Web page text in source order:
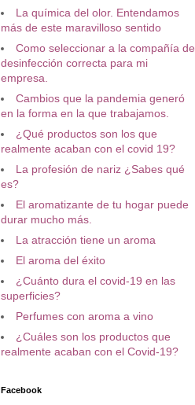
La química del olor. Entendamos
más de este maravilloso sentido
Como seleccionar a la compañía de
desinfección correcta para mi
empresa.
Cambios que la pandemia generó
en la forma en la que trabajamos.
¿Qué productos son los que
realmente acaban con el covid 19?
La profesión de nariz ¿Sabes qué
es?
El aromatizante de tu hogar puede
durar mucho más.
La atracción tiene un aroma
El aroma del éxito
¿Cuánto dura el covid-19 en las
superficies?
Perfumes con aroma a vino
¿Cuáles son los productos que
realmente acaban con el Covid-19?
Facebook